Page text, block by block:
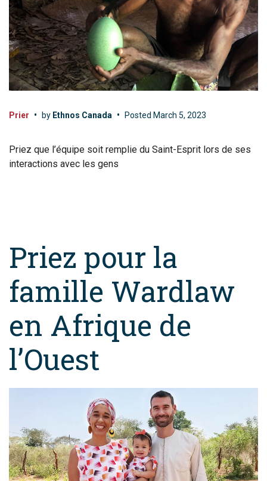
Prier • by Ethnos Canada • Posted March 5, 2023
Priez que l’équipe soit remplie du Saint-Esprit lors de ses
interactions avec les gens
Priez pour la
famille Wardlaw
en Afrique de
l’Ouest